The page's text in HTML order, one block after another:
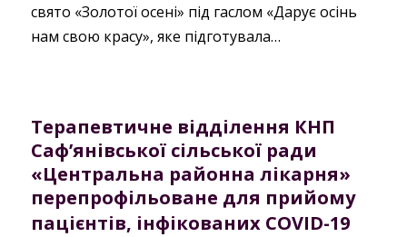
свято «Золотої осені» під гаслом «Дарує осінь
нам свою красу», яке підготувала…
Терапевтичне відділення КНП
Саф’янівської сільської ради
«Центральна районна лікарня»
перепрофільоване для прийому
пацієнтів, інфікованих COVID-19